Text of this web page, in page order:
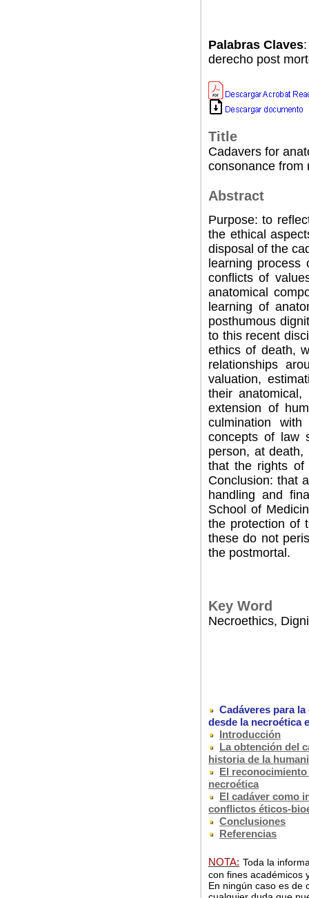
Palabras Claves
derecho post
Title
Cadavers for
consonance from
Abstract
Purpose: to
the ethical
disposal of the
learning process
conflicts of
anatomical
learning of
posthumous
to this recent
ethics of death,
relationships
valuation,
their
extension of
culmination
concepts of law
person, at death,
that the rights of
Conclusion: that
handling and
School of
the protection of
these do not
the postmortal.
Key Word
Necroethics,
Cadáveres para
desde la necroética
Introducción
La obtención del
historia de la
El
necroética
El cadáver como
conflictos éticos-
Conclusiones
Referencias
NOTA: Toda la
con fines académicos
En ningún caso es de